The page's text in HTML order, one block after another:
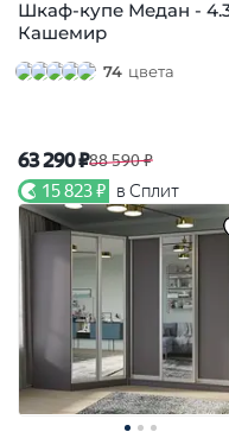
Шкаф-купе Медан -
Кашемир
74 цвета
63 290 ₽88 590 ₽
15 823 ₽ в Сплит